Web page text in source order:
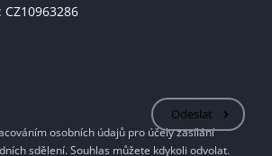
CZ10963286
Odeslat
osobních údajů pro účely zasílání
sdělení. Souhlas můžete kdykoli odvolat.